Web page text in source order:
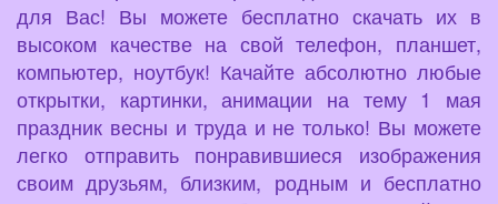
для Вас! Вы можете бесплатно скачать их в
высоком качестве на свой телефон, планшет,
компьютер, ноутбук! Качайте абсолютно любые
открытки, картинки, анимации на тему 1 мая
праздник весны и труда и не только! Вы можете
легко отправить понравившиеся изображения
своим друзьям, близким, родным и бесплатно